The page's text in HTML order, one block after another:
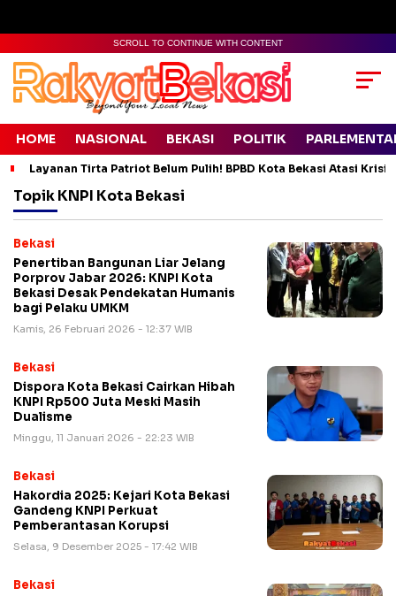
SCROLL TO CONTINUE WITH CONTENT
HOME NASIONAL BEKASI POLITIK
Layanan Tirta Patriot Belum Pulih! BPBD Kota Bekasi Atasi
Topik KNPI Kota Bekasi
Bekasi
Penertiban Bangunan Liar Jelang
Porprov Jabar 2026: KNPI Kota
Bekasi Desak Pendekatan Humanis
bagi Pelaku UMKM
Kamis, 26 Februari 2026 - 12:37 WIB
Bekasi
Dispora Kota Bekasi Cairkan Hibah
KNPI Rp500 Juta Meski Masih
Dualisme
Minggu, 11 Januari 2026 - 22:23 WIB
Bekasi
Hakordia 2025: Kejari Kota Bekasi
Gandeng KNPI Perkuat
Pemberantasan Korupsi
Selasa, 9 Desember 2025 - 17:42 WIB
Bekasi